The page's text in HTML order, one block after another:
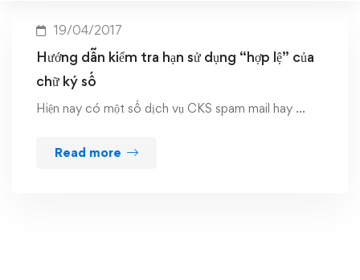
19/04/2017
Hướng dẫn kiểm tra hạn sử dụng “hợp lệ” của
chữ ký số
Hiện nay có một số dịch vụ CKS spam mail hay …
Read more